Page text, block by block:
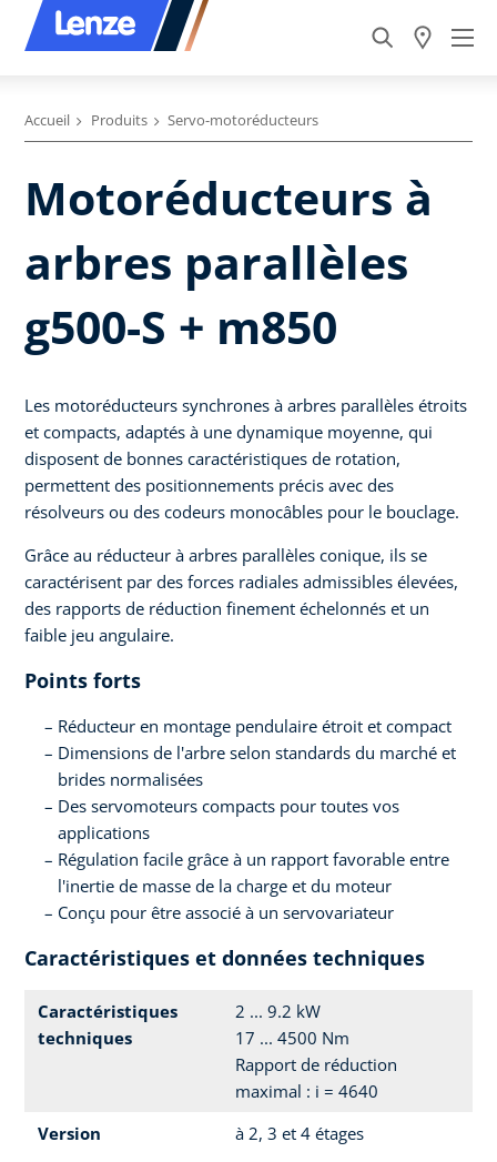
Accueil Produits Servo-motoréducteurs
Motoréducteurs à
arbres parallèles
g500-S + m850
Les motoréducteurs synchrones à arbres parallèles étroits
et compacts, adaptés à une dynamique moyenne, qui
disposent de bonnes caractéristiques de rotation,
permettent des positionnements précis avec des
résolveurs ou des codeurs monocâbles pour le bouclage.
Grâce au réducteur à arbres parallèles conique, ils se
caractérisent par des forces radiales admissibles élevées,
des rapports de réduction finement échelonnés et un
faible jeu angulaire.
Points forts
Réducteur en montage pendulaire étroit et compact
Dimensions de l'arbre selon standards du marché et
brides normalisées
Des servomoteurs compacts pour toutes vos
applications
Régulation facile grâce à un rapport favorable entre
l'inertie de masse de la charge et du moteur
Conçu pour être associé à un servovariateur
Caractéristiques et données techniques
Caractéristiques
techniques
2 ... 9.2 kW
17 ... 4500 Nm
Rapport de réduction
maximal : i = 4640
Version
à 2, 3 et 4 étages